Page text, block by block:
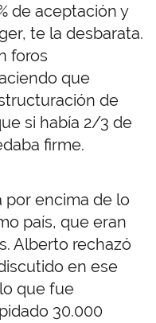
de aceptación y
te la desbarata.
foros
que
de
si había 2/3 de
firme.
por encima de lo
país, que eran
Alberto rechazó
en ese
que fue
30.000